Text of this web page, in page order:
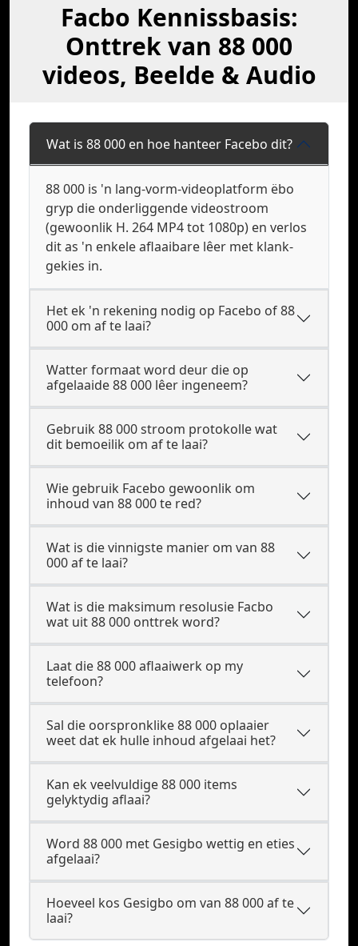
Facbo Kennissbasis:
Onttrek van 88 000
videos, Beelde & Audio
Wat is 88 000 en hoe hanteer Facebo dit?
88 000 is 'n lang-vorm-videoplatform ëbo
gryp die onderliggende videostroom
(gewoonlik H. 264 MP4 tot 1080p) en verlos
dit as 'n enkele aflaaibare lêer met klank-
gekies in.
Het ek 'n rekening nodig op Facebo of 88
000 om af te laai?
Watter formaat word deur die op
afgelaaide 88 000 lêer ingeneem?
Gebruik 88 000 stroom protokolle wat
dit bemoeilik om af te laai?
Wie gebruik Facebo gewoonlik om
inhoud van 88 000 te red?
Wat is die vinnigste manier om van 88
000 af te laai?
Wat is die maksimum resolusie Facbo
wat uit 88 000 onttrek word?
Laat die 88 000 aflaaiwerk op my
telefoon?
Sal die oorspronklike 88 000 oplaaier
weet dat ek hulle inhoud afgelaai het?
Kan ek veelvuldige 88 000 items
gelyktydig aflaai?
Word 88 000 met Gesigbo wettig en eties
afgelaai?
Hoeveel kos Gesigbo om van 88 000 af te
laai?